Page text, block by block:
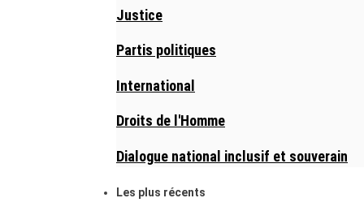
Justice
Partis politiques
International
Droits de l'Homme
Dialogue national inclusif et souverain
Les plus récents